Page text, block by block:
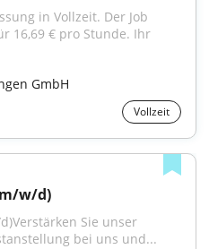
in Vollzeit. Der Job
16,69 € pro Stunde. Ihr
GmbH
Vollzeit
w/d)
Sie unser
bei uns und...